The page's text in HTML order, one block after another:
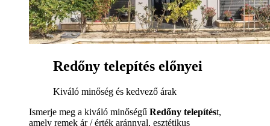
Redőny telepítés előnyei
Kiváló minőség és kedvező árak
Ismerje meg a kiváló minőségű Redőny telepítést,
amely remek ár / érték aránnyal, esztétikus